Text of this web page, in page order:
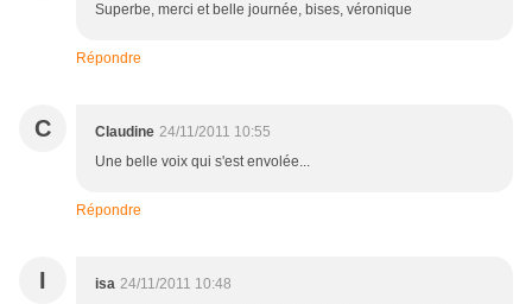
Superbe, merci et belle journée, bises, véronique
Répondre
C Claudine 24/11/2011 10:55
Une belle voix qui s'est envolée...
Répondre
I isa 24/11/2011 10:48